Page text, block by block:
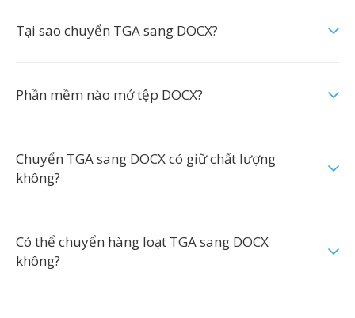
Tại sao chuyển TGA sang DOCX?
Phần mềm nào mở tệp DOCX?
Chuyển TGA sang DOCX có giữ chất lượng
không?
Có thể chuyển hàng loạt TGA sang DOCX
không?